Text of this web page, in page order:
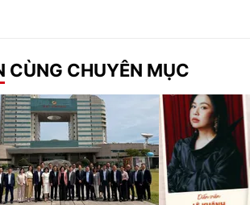
CÙNG CHUYÊN MỤC